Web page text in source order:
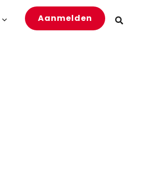
Aanmelden Zoeken